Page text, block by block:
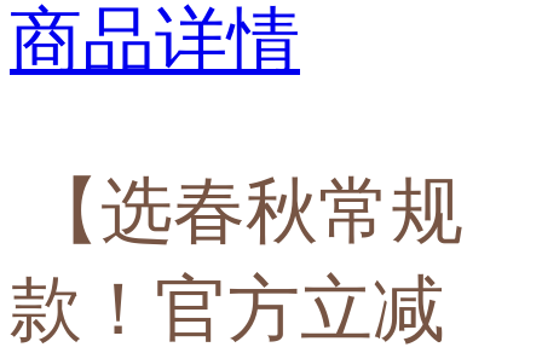
商品详情
【选春秋常规
款！官方立减